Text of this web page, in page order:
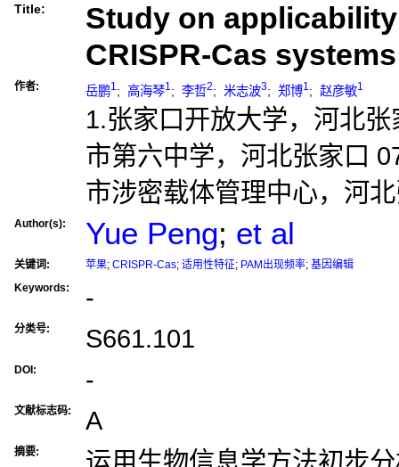
Title:
Study on
CRISPR-Cas
作者: 岳鹏1; 高海琴1; 李哲2; 米志波3; 郑博1; 赵彦敏1
1.张家口开放大学，河北
市第六中学，河北张家口
市涉密载体管理中心，河
Author(s): Yue Peng; et al
关键词: 苹果; CRISPR-Cas; 适用性特征; PAM出现频率; 基因编辑
Keywords:
-
分类号: S661.101
DOI: -
文献标志码: A
摘要:
运用生物信息学方法初步